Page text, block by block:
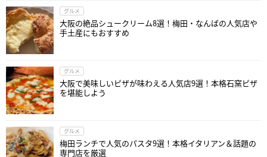
グルメ
大阪の絶品シュークリーム8選！梅田・なんばの人気店や
手土産にもおすすめ
グルメ
大阪で美味しいピザが味わえる人気店9選！本格石窯ピザ
を堪能しよう
グルメ
梅田ランチで人気のパスタ9選！本格イタリアン＆話題の
専門店を厳選